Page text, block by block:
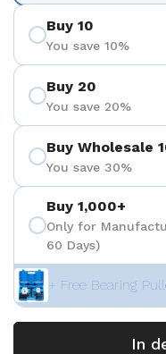
Buy 10
You save 10%
Buy 20
You save 20%
Buy Wholesale
You save 30%
Buy 1,000+
Only for
60 Days)
+ Free Bearing
In